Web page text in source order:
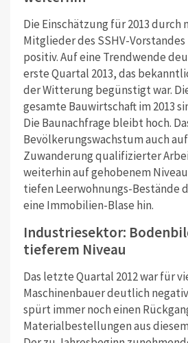
Die Einschätzung für 2013 durch
Mitglieder des SSHV-
positiv. Auf eine Trendwende
erste Quartal 2013, das
der Witterung begünstigt war.
gesamte Bauwirtschaft im 2013
Die Baunachfrage bleibt hoch.
Bevölkerungswachstum auch
Zuwanderung qualifizierter
weiterhin auf gehobenem
tiefen Leerwohnungs-Bestände
eine Immobilien-Blase hin.
Industriesektor:
tieferem Niveau
Das letzte Quartal 2012 war für
Maschinenbauer deutlich
spürt immer noch einen
Materialbestellungen aus